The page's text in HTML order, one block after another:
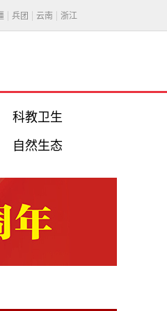
兵团 云南 浙江
科教卫生
自然生态